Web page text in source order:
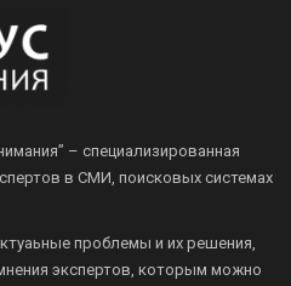
– специализированная
в СМИ, поисковых системах
проблемы и их решения,
экспертов, которым можно